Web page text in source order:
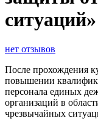
ситуаций»
нет отзывов
После прохождения
повышении
персонала единых
организаций в
чрезвычайных